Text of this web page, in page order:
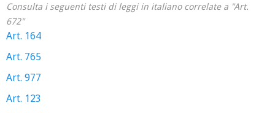
Consulta i seguenti testi di leggi in italiano correlate a "Art.
672"
Art. 164
Art. 765
Art. 977
Art. 123